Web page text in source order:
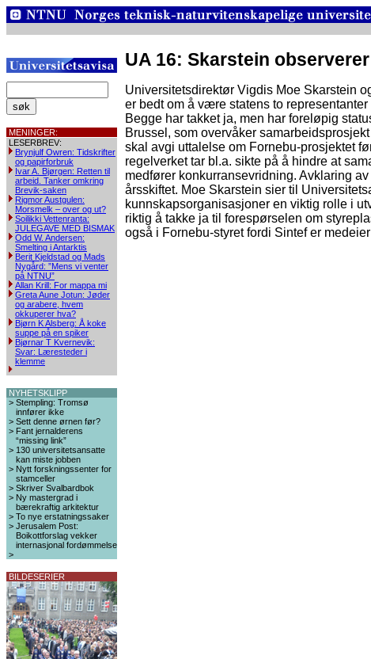
MENINGER:
LESERBREV:
Brynjulf Owren: Tidskrifter
og papirforbruk
Ivar A. Bjørgen: Retten til
arbeid. Tanker omkring
Brevik-saken
Rigmor Austgulen:
Morsmelk – over og ut?
Soilikki Vettenranta:
JULEGAVE MED BISMAK
Odd W. Andersen:
Smelting i Antarktis
Berit Kjeldstad og Mads
Nygård: ”Mens vi venter
på NTNU”
Allan Krill: For mappa mi
Greta Aune Jotun: Jøder
og arabere, hvem
okkuperer hva?
Bjørn K Alsberg: Å koke
suppe på en spiker
Bjørnar T Kvernevik:
Svar: Læresteder i
klemme
NYHETSKLIPP
> Stempling: Tromsø
innfører ikke
> Sett denne ørnen før?
> Fant jernalderens
“missing link”
> 130 universitetsansatte
kan miste jobben
> Nytt forskningssenter for
stamceller
> Skriver Svalbardbok
> Ny mastergrad i
bærekraftig arkitektur
> To nye erstatningssaker
> Jerusalem Post:
Boikottforslag vekker
internasjonal fordømmelse
>
BILDESERIER
UA 16: Skarstein
Universitetsdirektør Vigdis Moe Skarstein
er bedt om å være statens to
Begge har takket ja, men har foreløpig
Brussel, som overvåker
skal avgi uttalelse om Fornebu-prosjektet
regelverket tar bl.a. sikte på å hindre at
medfører konkurransevridning. Avklaring
årsskiftet. Moe Skarstein sier til
kunnskapsorganisasjoner en viktig rolle i
riktig å takke ja til forespørselen om
også i Fornebu-styret fordi Sintef er